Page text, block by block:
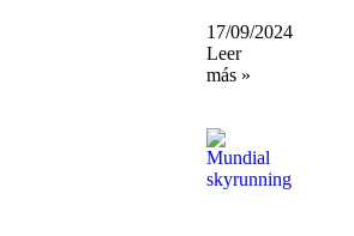
17/09/2024
Leer
más »